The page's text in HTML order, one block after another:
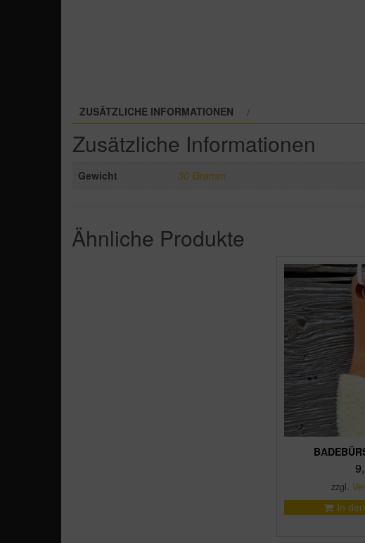
ZUSÄTZLICHE INFORMATIONEN
Zusätzliche Informationen
Gewicht 30 Gramm
Ähnliche Produkte
zzgl.
In